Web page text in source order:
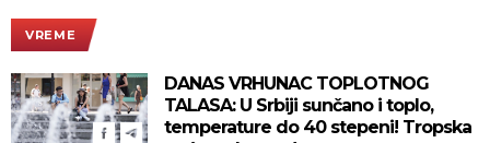
VREME
DANAS VRHUNAC TOPLOTNOG
TALASA: U Srbiji sunčano i toplo,
temperature do 40 stepeni! Tropska